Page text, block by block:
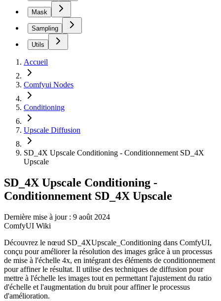
Mask
Sampling
Utils
Accueil
Comfyui Nodes
Conditioning
Upscale Diffusion
SD_4X Upscale Conditioning - Conditionnement SD_4X
Upscale
SD_4X Upscale Conditioning -
Conditionnement SD_4X Upscale
Dernière mise à jour : 9 août 2024
ComfyUI Wiki
Découvrez le nœud SD_4XUpscale_Conditioning dans ComfyUI,
conçu pour améliorer la résolution des images grâce à un processus
de mise à l'échelle 4x, en intégrant des éléments de conditionnement
pour affiner le résultat. Il utilise des techniques de diffusion pour
mettre à l'échelle les images tout en permettant l'ajustement du ratio
d'échelle et l'augmentation du bruit pour affiner le processus
d'amélioration.